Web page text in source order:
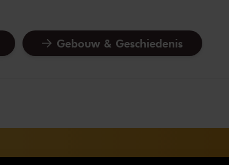
Gebouw & Geschiedenis